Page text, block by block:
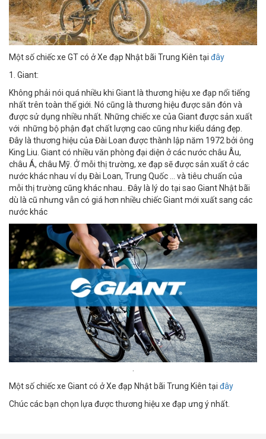
Một số chiếc xe GT có ở Xe đạp Nhật bãi Trung Kiên tại đây
1. Giant:
Không phải nói quá nhiều khi Giant là thương hiệu xe đạp nổi tiếng
nhất trên toàn thế giới. Nó cũng là thương hiệu được săn đón và
được sử dụng nhiều nhất. Những chiếc xe của Giant được sản xuất
với những bộ phận đạt chất lượng cao cũng như kiểu dáng đẹp.
Đây là thương hiệu của Đài Loan được thành lập năm 1972 bởi ông
King Liu. Giant có nhiều văn phòng đại diện ở các nước châu Âu,
châu Á, châu Mỹ. Ở mỗi thị trường, xe đạp sẽ được sản xuất ở các
nước khác nhau ví dụ Đài Loan, Trung Quốc … và tiêu chuẩn của
mỗi thị trường cũng khác nhau.. Đây là lý do tại sao Giant Nhật bãi
dù là cũ nhưng vẫn có giá hơn nhiều chiếc Giant mới xuất sang các
nước khác
Một số chiếc xe Giant có ở Xe đạp Nhật bãi Trung Kiên tại đây
Chúc các bạn chọn lựa được thương hiệu xe đạp ưng ý nhất.